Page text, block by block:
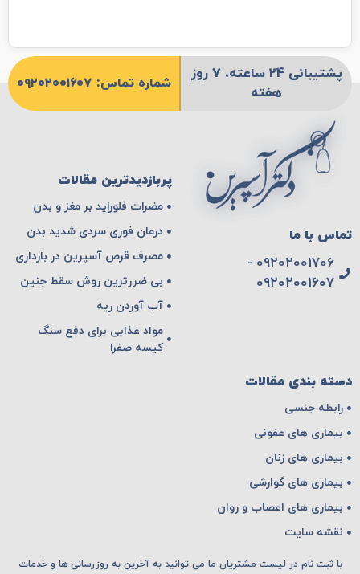
پشتیبانی 24 ساعته، 7 روز
هفته
شماره تماس: ۰۹۲۰۲۰۰۱۶۰۷
تماس با ما
09202001706 -
۰۹۲۰۲۰۰۱۶۰۷
پربازدیدترین مقالات
مضرات فلوراید بر مغز و بدن
درمان فوری سردی شدید بدن
مصرف قرص آسپرین در بارداری
بی ضررترین روش سقط جنین
آب آوردن ریه
مواد غذایی برای دفع سنگ
کیسه صفرا
دسته بندی مقالات
رابطه جنسی
بیماری های عفونی
بیماری های زنان
بیماری های گوارشی
بیماری های اعصاب و روان
نقشه سایت
با ثبت نام در لیست مشتریان ما می توانید به آخرین به روزرسانی ها و خدمات